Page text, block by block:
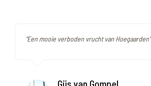
"Een mooie verboden vrucht van Hoegaarden"